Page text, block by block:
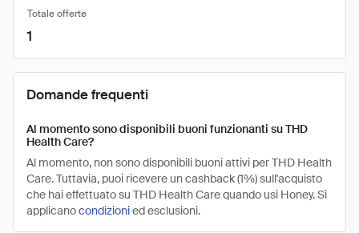
Totale offerte
1
Domande frequenti
Al momento sono disponibili buoni funzionanti su THD
Health Care?
Al momento, non sono disponibili buoni attivi per THD Health
Care. Tuttavia, puoi ricevere un cashback (1%) sull'acquisto
che hai effettuato su THD Health Care quando usi Honey. Si
applicanocondizionied esclusioni.